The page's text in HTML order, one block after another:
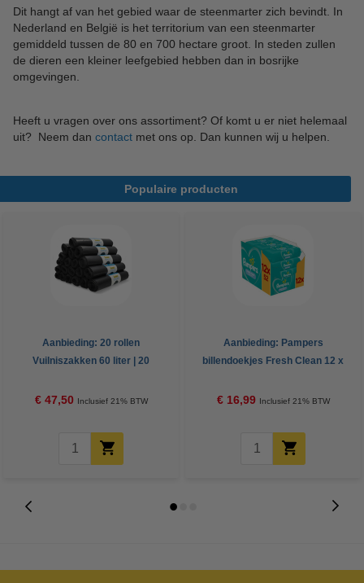
Dit hangt af van het gebied waar de steenmarter zich bevindt. In
Nederland en België is het territorium van een steenmarter
gemiddeld tussen de 80 en 700 hectare groot. In steden zullen
de dieren een kleiner leefgebied hebben dan in bosrijke
omgevingen.
Heeft u vragen over ons assortiment? Of komt u er niet helemaal
uit? Neem dan contact met ons op. Dan kunnen wij u helpen.
Populaire producten
Aanbieding: 20 rollen
Vuilniszakken 60 liter | 20
123schoon
€ 47,50 Inclusief 21% BTW
Aanbieding: Pampers
billendoekjes Fresh Clean 12 x
€ 16,99 Inclusief 21% BTW